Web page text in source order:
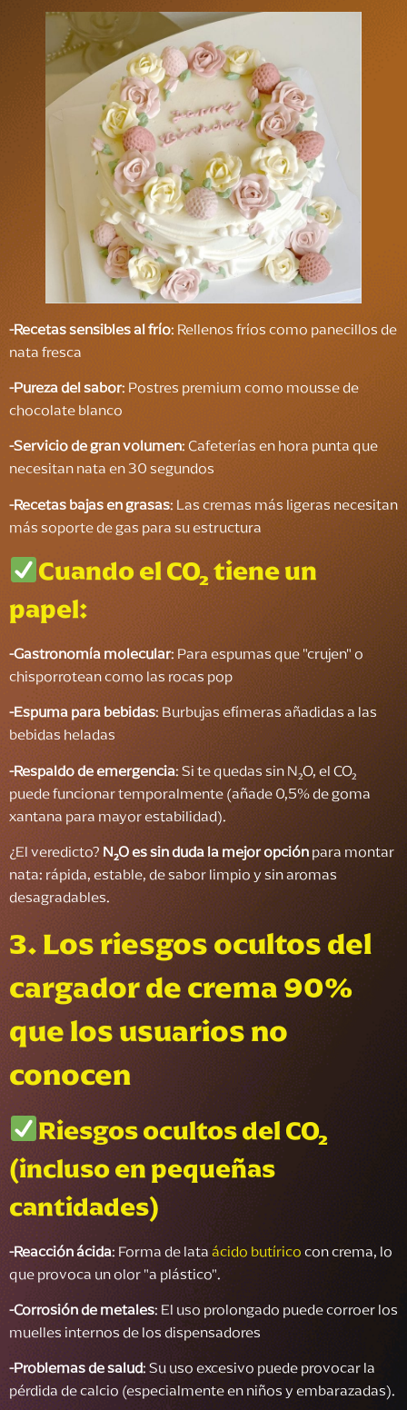
-Recetas sensibles al frío: Rellenos fríos como panecillos de
nata fresca
-Pureza del sabor: Postres premium como mousse de
chocolate blanco
-Servicio de gran volumen: Cafeterías en hora punta que
necesitan nata en 30 segundos
-Recetas bajas en grasas: Las cremas más ligeras necesitan
más soporte de gas para su estructura
Cuando el CO₂ tiene un
papel:
-Gastronomía molecular: Para espumas que "crujen" o
chisporrotean como las rocas pop
-Espuma para bebidas: Burbujas efímeras añadidas a las
bebidas heladas
-Respaldo de emergencia: Si te quedas sin N₂O, el CO₂
puede funcionar temporalmente (añade 0,5% de goma
xantana para mayor estabilidad).
¿El veredicto? N₂O es sin duda la mejor opciónpara montar
nata: rápida, estable, de sabor limpio y sin aromas
desagradables.
3.Los riesgos ocultos del
cargador de crema 90%
que los usuarios no
conocen
Riesgos ocultos del CO₂
(incluso en pequeñas
cantidades)
-Reacción ácida: Forma de lataácido butíricocon crema, lo
que provoca un olor "a plástico".
-Corrosión de metales: El uso prolongado puede corroer los
muelles internos de los dispensadores
-Problemas de salud: Su uso excesivo puede provocar la
pérdida de calcio (especialmente en niños y embarazadas).